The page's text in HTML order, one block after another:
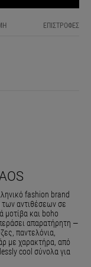
ΕΠΙΣΤΡΟΦΕΣ
fashion brand
των αντιθέσεων σε
μοτίβα και boho
απαρατήρητη —
παντελόνια,
με χαρακτήρα, από
cool σύνολα για